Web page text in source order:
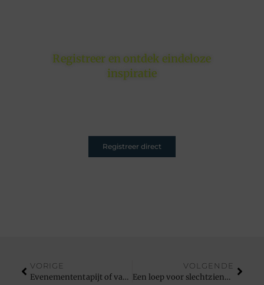
Registreer en ontdek eindeloze
inspiratie
Registreer direct
VORIGE
Evenemententapijt of vaste vloer: wat is de beste keuze voor uw event?
VOLGENDE
Een loep voor slechtzienden als leerondersteuning in de klas